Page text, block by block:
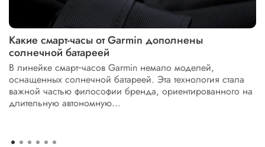
Какие смарт-часы от Garmin дополнены
солнечной батареей
В линейке смарт‑часов Garmin немало моделей,
оснащенных солнечной батареей. Эта технология стала
важной частью философии бренда, ориентированного на
длительную автономную...